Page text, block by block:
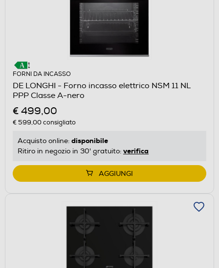
FORNI DA INCASSO
DE LONGHI - Forno incasso elettrico NSM 11 NL
PPP Classe A-nero
€ 499,00
€ 599,00consigliato
Acquisto online: disponibile
Ritiro in negozio in 30' gratuito: verifica
AGGIUNGI